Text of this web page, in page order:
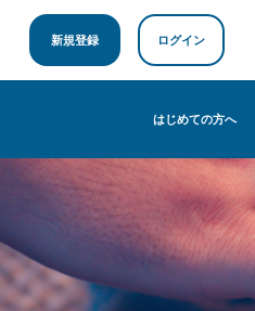
新規登録 ログイン
はじめての方へ